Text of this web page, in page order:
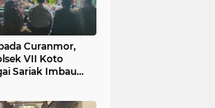
Curanmor,
VII Koto
Sariak Imbau